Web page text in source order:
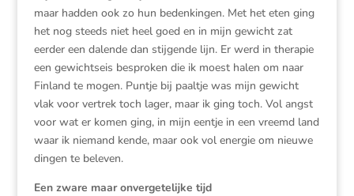
maar hadden ook zo hun bedenkingen. Met het eten ging
het nog steeds niet heel goed en in mijn gewicht zat
eerder een dalende dan stijgende lijn. Er werd in therapie
een gewichtseis besproken die ik moest halen om naar
Finland te mogen. Puntje bij paaltje was mijn gewicht
vlak voor vertrek toch lager, maar ik ging toch. Vol angst
voor wat er komen ging, in mijn eentje in een vreemd land
waar ik niemand kende, maar ook vol energie om nieuwe
dingen te beleven.
Een zware maar onvergetelijke tijd